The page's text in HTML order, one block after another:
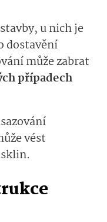
u nich je
dostavění
může zabrat
případech
vést